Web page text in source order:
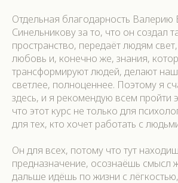
Отдельная благодарность
Синельникову за то, что он создал
пространство, передаёт людям
любовь и, конечно же, знания,
трансформируют людей, делают
светлее, полноценнее. Поэтому я
здесь, и я рекомендую всем пройти
что этот курс не только для
для тех, кто хочет работать с
Он для всех, потому что тут
предназначение, осознаёшь смысл
дальше идёшь по жизни с